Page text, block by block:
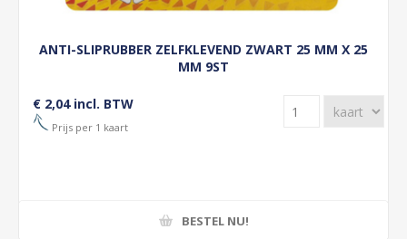
ANTI-SLIPRUBBER ZELFKLEVEND ZWART 25 MM X 25
MM 9ST
€ 2,04 incl. BTW
Prijs per 1 kaart
BESTEL NU!